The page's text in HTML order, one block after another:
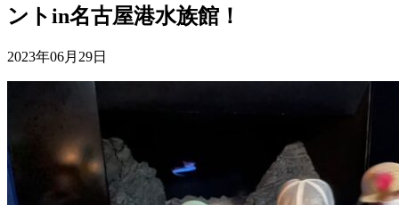
ントin名古屋港水族館！
2023年06月29日